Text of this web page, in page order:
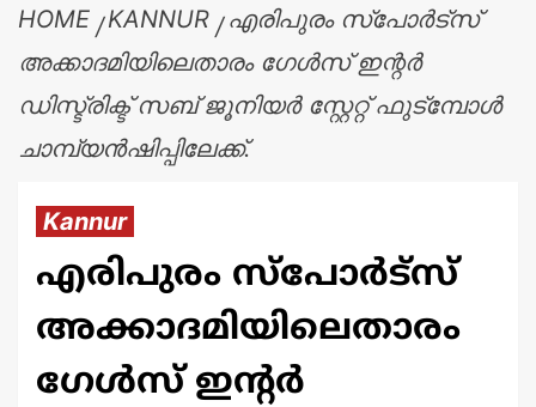
HOME KANNUR
എരിപുരം സ്പോർട്സ്
അക്കാദമിയിലെതാരം ഗേൾസ് ഇന്റർ
ഡിസ്ട്രിക്ട് സബ് ജൂനിയർ സ്റ്റേറ്റ് ഫുട്മ്പോൾ
ചാമ്പ്യൻഷിപ്പിലേക്ക്.
Kannur
എരിപുരം സ്പോർട്സ്
അക്കാദമിയിലെതാരം
ഗേൾസ് ഇന്റർ